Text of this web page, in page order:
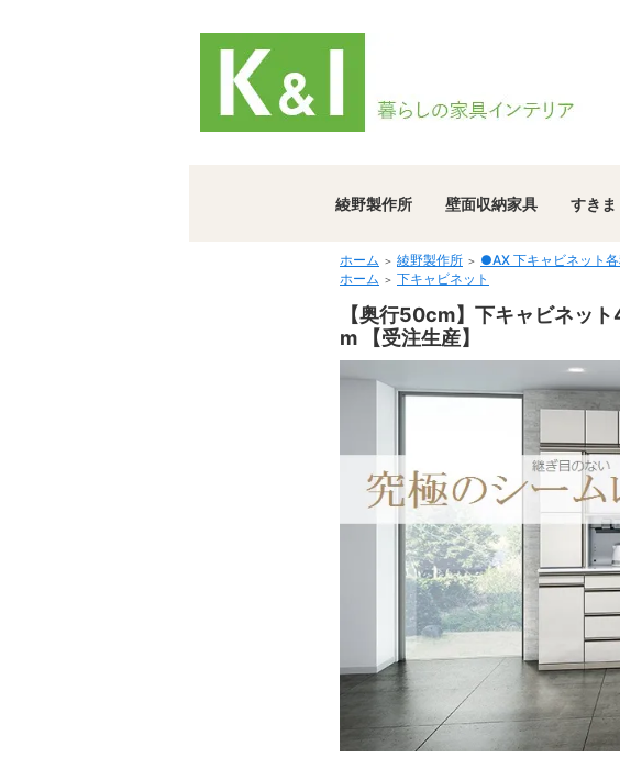
綾野製作所 壁面収納家具 すき
ホーム ＞ 綾野製作所 ＞ ●AX 下キャビネット
ホーム ＞ 下キャビネット
【奥行50cm】下キャビネッ
m 【受注生産】